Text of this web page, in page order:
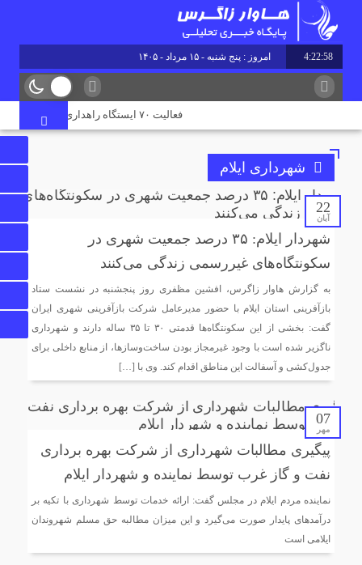
4:22:58 امروز : پنج شنبه - ۱۵ مرداد - ۱۴۰۵
فعالیت ۷۰ ایستگاه راهداری در جاده‌های ایلام همزمان با تردد زائران اربعین
شهرداری ایلام
22
آبان
شهردار ایلام: ۳۵ درصد جمعیت شهری در
سکونتگاه‌های غیررسمی زندگی می‌کنند
به گزارش هاوار زاگرس، افشین مظفری روز پنجشنبه در نشست ستاد
بازآفرینی استان ایلام با حضور مدیرعامل شرکت بازآفرینی شهری ایران
گفت: بخشی از این سکونتگاه‌ها قدمتی ۳۰ تا ۳۵ ساله دارند و شهرداری
ناگزیر شده است با وجود غیرمجاز بودن ساخت‌وسازها، از منابع داخلی برای
جدول‌کشی و آسفالت این مناطق اقدام کند. وی با […]
07
مهر
پیگیری مطالبات شهرداری از شرکت بهره برداری
نفت و گاز غرب توسط نماینده و شهردار ایلام
نماینده مردم ایلام در مجلس گفت: ارائه خدمات توسط شهرداری با تکیه بر
درآمدهای پایدار صورت می‌گیرد و این میزان مطالبه حق مسلم شهروندان
ایلامی است